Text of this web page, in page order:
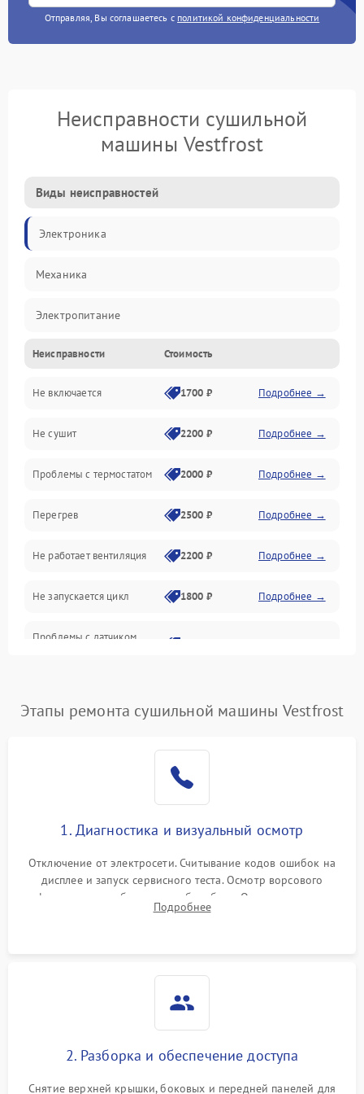
Отправляя, Вы соглашаетесь с политикой конфиденциальности
Неисправности сушильной
машины Vestfrost
Виды неисправностей
Электроника
Механика
Электропитание
Нагрев
Механические повреждения
Оптика
Программное обеспечение
Датчики
Безопасность
Неисправности Стоимость
Не включается 1700 ₽ Подробнее →
Не сушит 2200 ₽ Подробнее →
Проблемы с термостатом 2000 ₽ Подробнее →
Перегрев 2500 ₽ Подробнее →
Не работает вентиляция 2200 ₽ Подробнее →
Не запускается цикл 1800 ₽ Подробнее →
Проблемы с датчиком
1500 ₽
Зависает программа 1500 ₽ Подробнее →
Ошибка на дисплее 1290 ₽ Подробнее →
Этапы ремонта сушильной машины Vestfrost
1. Диагностика и визуальный осмотр
Отключение от электросети. Считывание кодов ошибок на
дисплее и запуск сервисного теста. Осмотр ворсового
фильтра, теплообменника и барабана. Опрос клиента о
неисправностях (не сушит, не крутит барабан, сильно шумит
Подробнее
2. Разборка и обеспечение доступа
Снятие верхней крышки, боковых и передней панелей для